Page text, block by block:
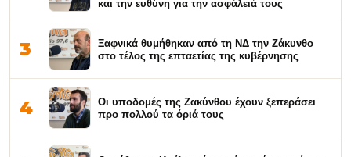
και την ευθύνη για την ασφάλειά τους
3
Ξαφνικά θυμήθηκαν από τη ΝΔ την Ζάκυνθο
στο τέλος της επταετίας της κυβέρνησης
4
Οι υποδομές της Ζακύνθου έχουν ξεπεράσει
προ πολλού τα όριά τους